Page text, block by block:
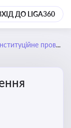
ДО LIGA360
провадження